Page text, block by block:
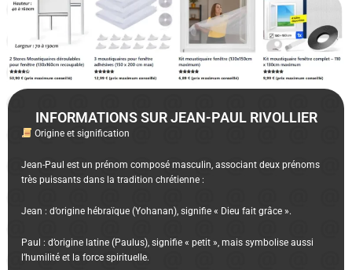
INFORMATIONS SUR JEAN-PAUL RIVOLLIER
Origine et signification
Jean-Paul est un prénom composé masculin, associant deux prénoms
très puissants dans la tradition chrétienne :
Jean : d’origine hébraïque (Yohanan), signifie « Dieu fait grâce ».
Paul : d’origine latine (Paulus), signifie « petit », mais symbolise aussi
l’humilité et la force spirituelle.